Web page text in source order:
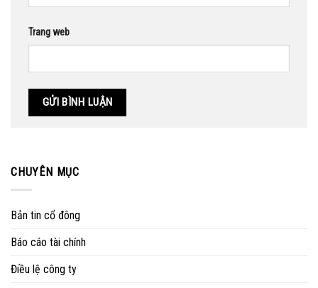
Trang web
CHUYÊN MỤC
Bản tin cổ đông
Báo cáo tài chính
Điều lệ công ty